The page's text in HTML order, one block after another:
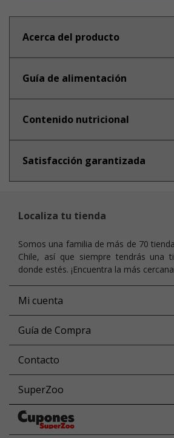
Acerca del producto
Guía de alimentación
Contenido nutricional
Satisfacción garantizada
Localiza tu tienda
Somos una familia de más de 70
Chile, así que siempre tendrás una
donde estés. ¡Encuentra la más
Mi cuenta
Guía de Compra
Contacto
SuperZoo